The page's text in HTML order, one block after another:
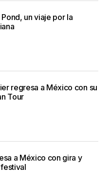
un viaje por la
regresa a México con su
Tour
a México con gira y